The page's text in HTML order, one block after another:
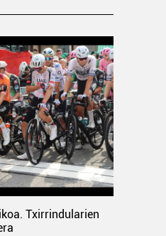
Txirrindularien